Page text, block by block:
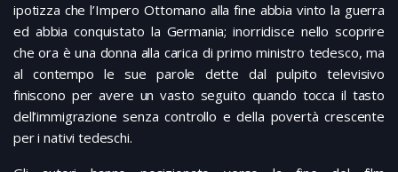
ipotizza che l’Impero Ottomano alla fine abbia vinto la guerra
ed abbia conquistato la Germania; inorridisce nello scoprire
che ora è una donna alla carica di primo ministro tedesco, ma
al contempo le sue parole dette dal pulpito televisivo
finiscono per avere un vasto seguito quando tocca il tasto
dell’immigrazione senza controllo e della povertà crescente
per i nativi tedeschi.